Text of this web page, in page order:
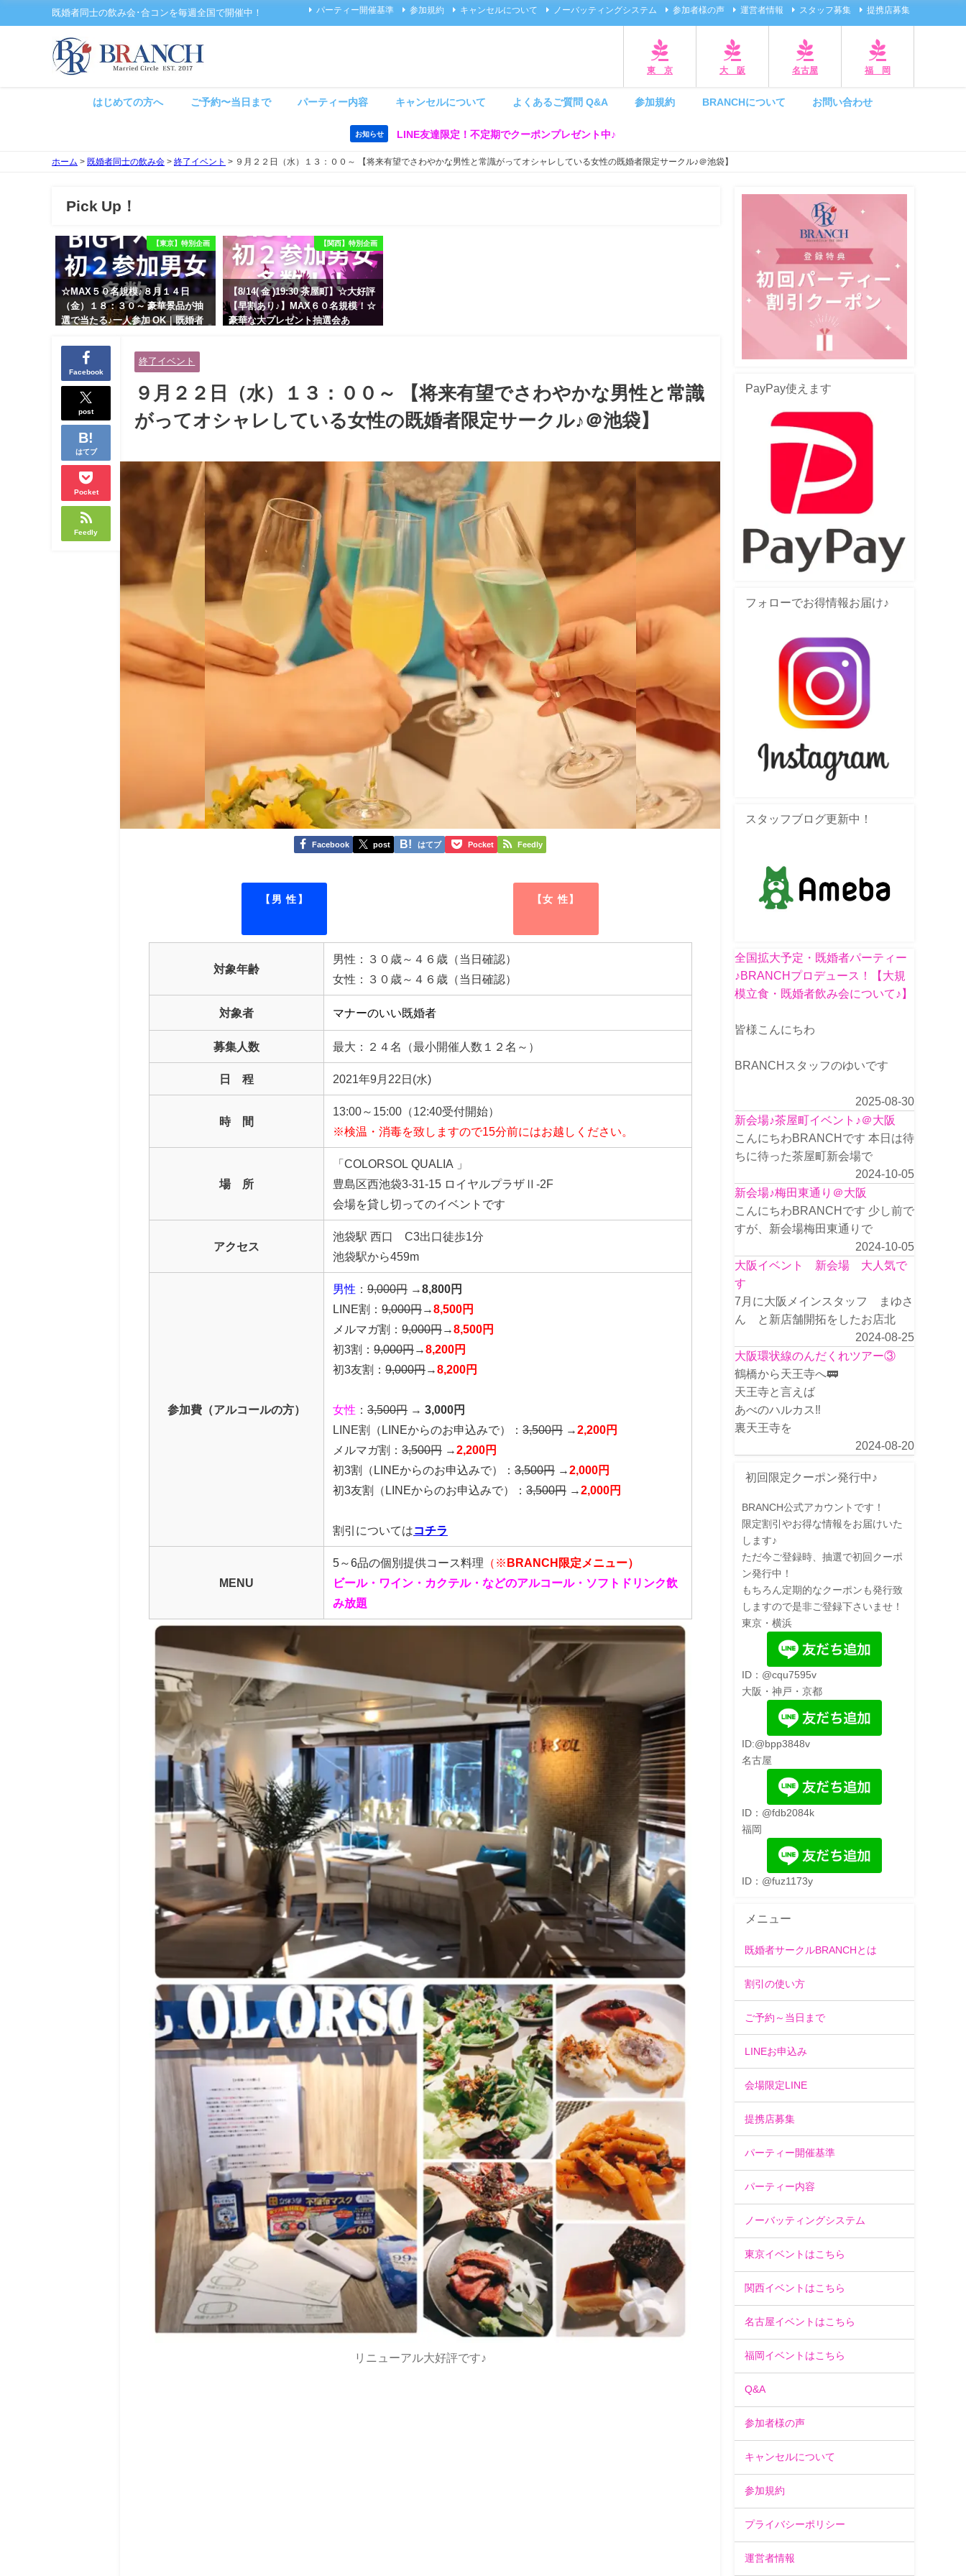
既婚者同士の飲み会･合コンを毎週全国で開催中！ パーティー開催基準 参加規約 キャンセルについて ノーバッティングシステム 参加者様の声 運営者情報 スタッフ募集 提携店募集
東 京 大 阪 名古屋 福 岡
はじめての方へ ご予約〜当日まで パーティー内容 キャンセルについて よくあるご質問 Q&A 参加規約 BRANCHについて お問い合わせ
お知らせ LINE友達限定！不定期でクーポンプレゼント中♪
ホーム > 既婚者同士の飲み会 > 終了イベント > ９月２２日（水）１３：００～ 【将来有望でさわやかな男性と常識がってオシャレしている女性の既婚者限定サークル♪＠池袋】
Pick Up！
【東京】特別企画
☆MAX５０名規模♪８月１４日
（金）１８：３０～ 豪華景品が抽
選で当たる♪一人参加 OK｜既婚者
余裕のある健康的なオシャレ男性
と美容好きで優しさのある大人女
性の既婚者限定ビッグパーティー♪
＠池袋】
【関西】特別企画
【8/14( 金 )19:30 茶屋町】☆大好評
【早割あり♪】MAX６０名規模！☆
豪華な大プレゼント抽選会あ
Facebook
post
はてブ
Pocket
Feedly
終了イベント
９月２２日（水）１３：００～ 【将来有望でさわやかな男性と常識
がってオシャレしている女性の既婚者限定サークル♪＠池袋】
Facebook post はてブ Pocket Feedly
【男 性】 【女 性】
対象年齢
男性：３０歳～４６歳（当日確認）
女性：３０歳～４６歳（当日確認）
対象者 マナーのいい既婚者
募集人数 最大：２４名（最小開催人数１２名～）
日 程 2021年9月22日(水)
時 間
13:00～15:00（12:40受付開始）
※検温・消毒を致しますので15分前にはお越しください。
場 所
「COLORSOL QUALIA 」
豊島区西池袋3-31-15 ロイヤルプラザⅡ-2F
会場を貸し切ってのイベントです
アクセス
池袋駅 西口 C3出口徒歩1分
池袋駅から459m
参加費（アルコールの方）
男性 ： 9,000円 →8,800円
LINE割： 9,000円→8,500円
メルマガ割： 9,000円→8,500円
初3割： 9,000円→8,200円
初3友割： 9,000円→8,200円
女性 ： 3,500円 → 3,000円
LINE割
（LINEからのお申込みで） ： 3,500円 →2,200円
メルマガ割： 3,500円 →2,200円
初3割（LINEからのお申込みで）： 3,500円 →2,000円
初3友割（LINEからのお申込みで）： 3,500円 →2,000円
割引についてはコチラ
MENU
5～6品の個別提供コース料理 （※ BRANCH限定メニュー）
ビール・ワイン・カクテル・などのアルコール・ソフトドリンク飲
み放題
リニューアル大好評です♪
PayPay使えます
フォローでお得情報お届け♪
スタッフブログ更新中！
全国拡大予定・既婚者パーティー
♪BRANCHプロデュース！【大規
模立食・既婚者飲み会について♪】
皆様こんにちわ
BRANCHスタッフのゆいです
2025-08-30
新会場♪茶屋町イベント♪＠大阪
こんにちわBRANCHです 本日は待
ちに待った茶屋町新会場で
2024-10-05
新会場♪梅田東通り＠大阪
こんにちわBRANCHです 少し前で
すが、新会場梅田東通りで
2024-10-05
大阪イベント 新会場 大人気で
す
7月に大阪メインスタッフ まゆさ
ん と新店舗開拓をしたお店北
2024-08-25
大阪環状線のんだくれツアー③
鶴橋から天王寺へ🚃
天王寺と言えば
あべのハルカス‼️
裏天王寺を
2024-08-20
初回限定クーポン発行中♪
BRANCH公式アカウントです！
限定割引やお得な情報をお届けいた
します♪
ただ今ご登録時、抽選で初回クーポ
ン発行中！
もちろん定期的なクーポンも発行致
しますので是非ご登録下さいませ！
東京・横浜
ID：@cqu7595v
大阪・神戸・京都
ID:@bpp3848v
名古屋
ID：@fdb2084k
福岡
ID：@fuz1173y
メニュー
既婚者サークルBRANCHとは
割引の使い方
ご予約～当日まで
LINEお申込み
会場限定LINE
提携店募集
パーティー開催基準
パーティー内容
ノーバッティングシステム
東京イベントはこちら
関西イベントはこちら
名古屋イベントはこちら
福岡イベントはこちら
Q&A
参加者様の声
キャンセルについて
参加規約
プライバシーポリシー
運営者情報